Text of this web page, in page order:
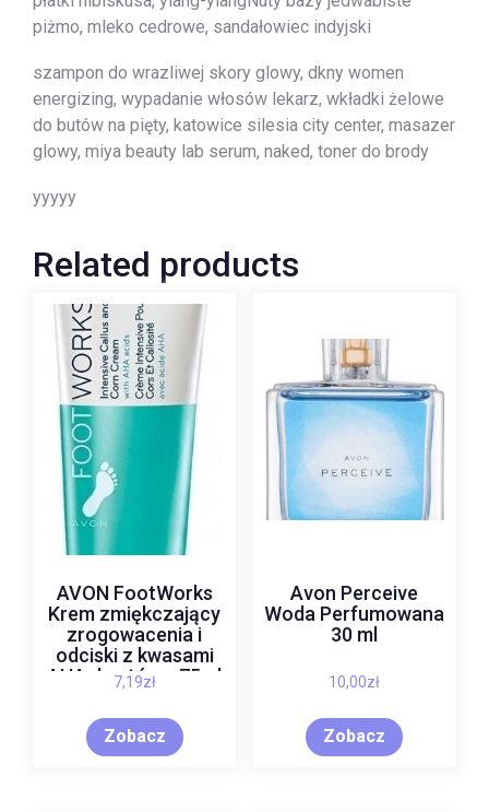
piżmo, mleko cedrowe, sandałowiec indyjski
szampon do wrazliwej skory glowy, dkny women
energizing, wypadanie włosów lekarz, wkładki żelowe
do butów na pięty, katowice silesia city center, masazer
glowy, miya beauty lab serum, naked, toner do brody
yyyyy
Related products
AVON FootWorks
Krem zmiękczający
zrogowacenia i
odciski z kwasami
AHA do stóp – 75ml
7,19zł
Zobacz
Avon Perceive
Woda Perfumowana
30 ml
10,00zł
Zobacz